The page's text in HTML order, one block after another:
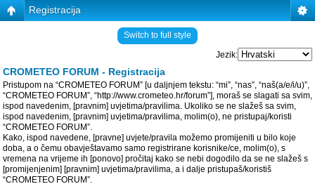
Registracija
Switch to full style
Jezik:
CROMETEO FORUM - Registracija
Pristupom na “CROMETEO FORUM” [u daljnjem tekstu: “mi”, “nas”, “naš(a/e/i/u)”,
“CROMETEO FORUM”, “http://www.crometeo.hr/forum”], moraš se slagati sa svim,
ispod navedenim, [pravnim] uvjetima/pravilima. Ukoliko se ne slažeš sa svim,
ispod navedenim, [pravnim] uvjetima/pravilima, molim(o), ne pristupaj/koristi
“CROMETEO FORUM”.
Kako, ispod navedene, [pravne] uvjete/pravila možemo promijeniti u bilo koje
doba, a o čemu obavještavamo samo registrirane korisnike/ce, molim(o), s
vremena na vrijeme ih [ponovo] pročitaj kako se nebi dogodilo da se ne slažeš s
[promijenjenim] [pravnim] uvjetima/pravilima, a i dalje pristupaš/koristiš
“CROMETEO FORUM”.